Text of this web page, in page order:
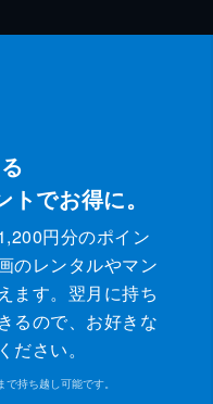
トでお得に。
円分のポイン
のレンタルやマン
ます。翌月に持ち
るので、お好きな
ださい。
持ち越し可能です。